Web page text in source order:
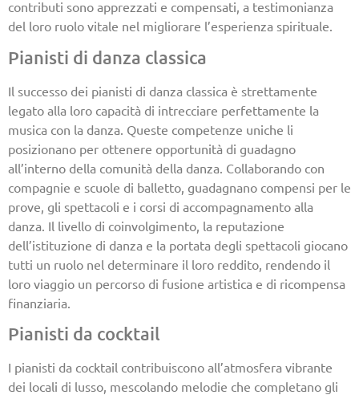
contributi sono apprezzati e compensati, a testimonianza
del loro ruolo vitale nel migliorare l’esperienza spirituale.
Pianisti di danza classica
Il successo dei pianisti di danza classica è strettamente
legato alla loro capacità di intrecciare perfettamente la
musica con la danza. Queste competenze uniche li
posizionano per ottenere opportunità di guadagno
all’interno della comunità della danza. Collaborando con
compagnie e scuole di balletto, guadagnano compensi per le
prove, gli spettacoli e i corsi di accompagnamento alla
danza. Il livello di coinvolgimento, la reputazione
dell’istituzione di danza e la portata degli spettacoli giocano
tutti un ruolo nel determinare il loro reddito, rendendo il
loro viaggio un percorso di fusione artistica e di ricompensa
finanziaria.
Pianisti da cocktail
I pianisti da cocktail contribuiscono all’atmosfera vibrante
dei locali di lusso, mescolando melodie che completano gli